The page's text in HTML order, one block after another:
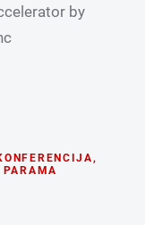
by
,
PARAMA